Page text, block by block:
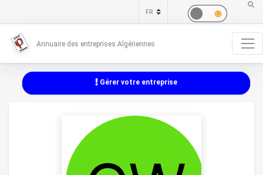
Annuaire des entreprises Algériennes
Gérer votre entreprise